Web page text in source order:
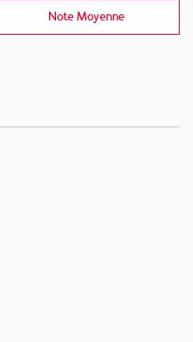
Note Moyenne